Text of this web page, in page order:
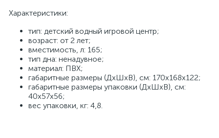
Характеристики:
тип: детский водный игровой центр;
возраст: от 2 лет;
вместимость, л: 165;
тип дна: ненадувное;
материал: ПВХ;
габаритные размеры (ДхШхВ), см: 170х168х122;
габаритные размеры упаковки (ДхШхВ), см:
40х57х56;
вес упаковки, кг: 4,8.